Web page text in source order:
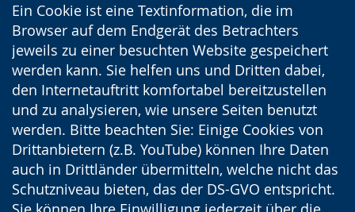
Ein Cookie ist eine Textinformation, die im
Browser auf dem Endgerät des Betrachters
jeweils zu einer besuchten Website gespeichert
werden kann. Sie helfen uns und Dritten dabei,
den Internetauftritt komfortabel bereitzustellen
und zu analysieren, wie unsere Seiten benutzt
werden. Bitte beachten Sie: Einige Cookies von
Drittanbietern (z.B. YouTube) können Ihre Daten
auch in Drittländer übermitteln, welche nicht das
Schutzniveau bieten, das der DS-GVO entspricht.